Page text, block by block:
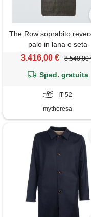
The Row soprabito
palo in lana e seta
3.416,00 € 8.540,00
Sped. gratuita
IT 52
mytheresa